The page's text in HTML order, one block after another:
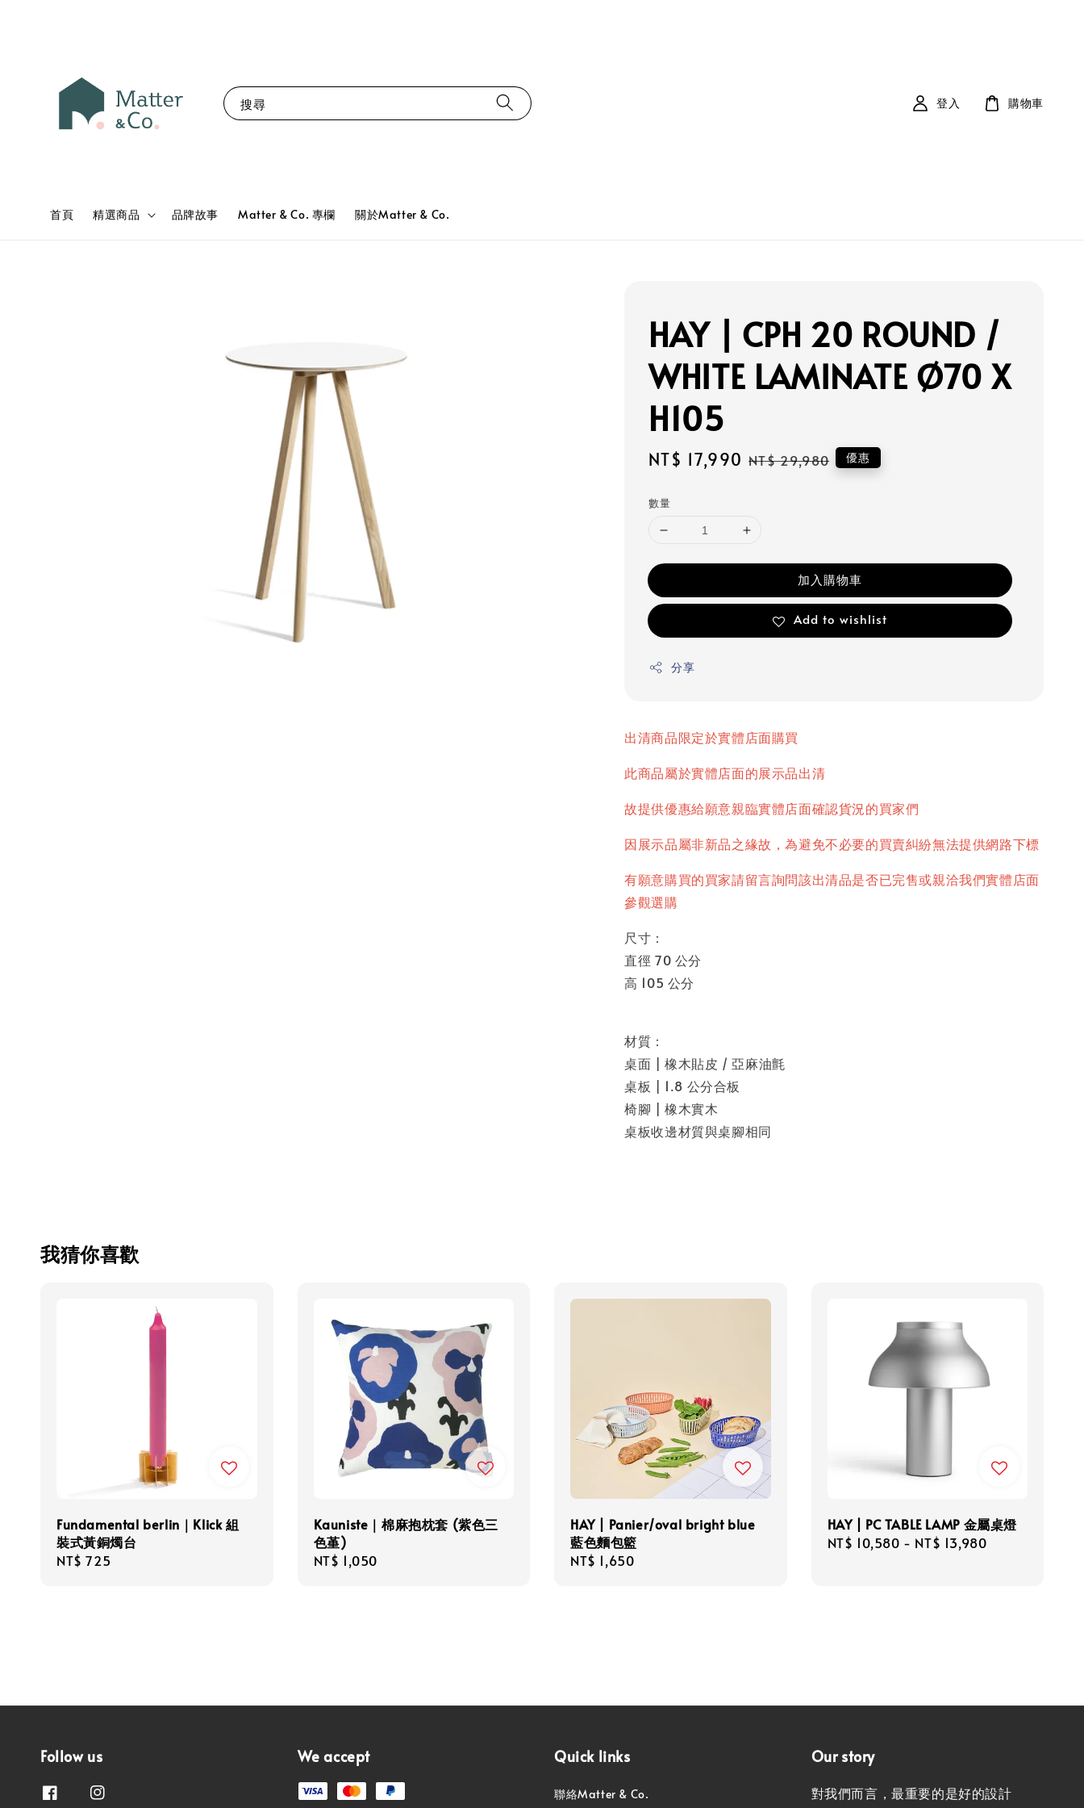
搜尋
首頁 精選商品 品牌故事 Matter & Co. 專欄 關於Matter & Co.
登入 購物車
HAY | CPH 20 ROUND /
WHITE LAMINATE Ø70 X
H105
Sale
NT$ 17,990 Regular
NT$ 29,980 優惠
數量
加入購物車
Add to wishlist
分享
出清商品限定於實體店面購買
此商品屬於實體店面的展示品出清
故提供優惠給願意親臨實體店面確認貨況的買家們
因展示品屬非新品之緣故，為避免不必要的買賣糾紛無法提供網路下標
有願意購買的買家請留言詢問該出清品是否已完售或親洽我們實體店面
參觀選購
尺寸：
直徑 70 公分
高 105 公分
材質：
桌面 | 橡木貼皮 / 亞麻油氈
桌板 | 1.8 公分合板
椅腳 | 橡木實木
桌板收邊材質與桌腳相同
我猜你喜歡
Fundamental berlin｜Klick 組
裝式黃銅燭台
Regular
NT$ 725
Kauniste｜棉麻抱枕套 (紫色三
色堇)
Regular
NT$ 1,050
HAY | Panier/oval bright blue
藍色麵包籃
Regular
NT$ 1,650
HAY | PC TABLE LAMP 金屬桌燈
Regular
NT$ 10,580 - NT$ 13,980
Follow us We accept Quick links
聯絡Matter & Co.
Our story
對我們而言，最重要的是好的設計